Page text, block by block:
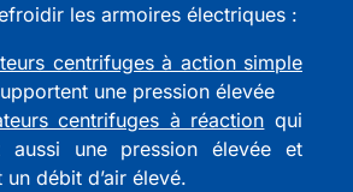
les armoires électriques :
centrifuges à action simple
une pression élevée
centrifuges à réaction qui
aussi une pression élevée et
débit d’air élevé.